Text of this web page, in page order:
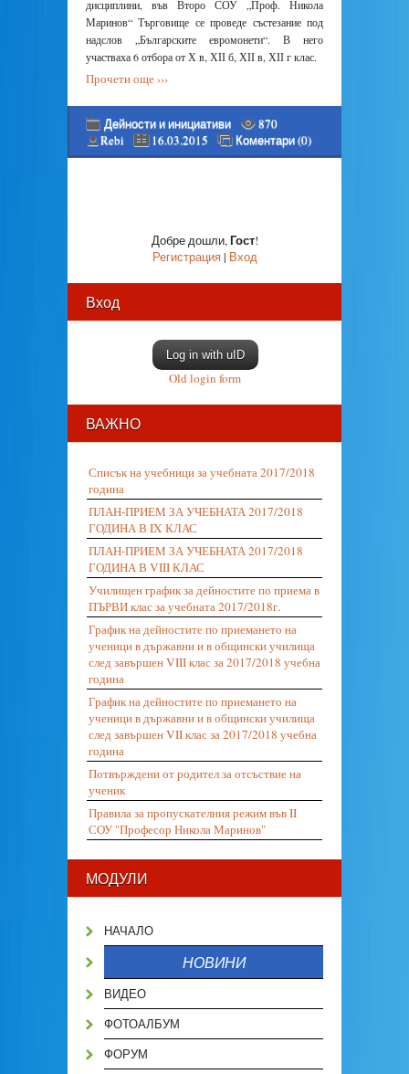
дисциплини, във Второ СОУ „Проф. Никола
Маринов“ Търговище се проведе състезание под
надслов „Българските евромонети“. В него
участваха 6 отбора от Х в, ХІІ б, ХІІ в, ХІІ г клас.
Прочети още ›››
Дейности и инициативи
870
Rebi
16.03.2015 Коментари (0)
Добре дошли,Гост!
Регистрация| Вход
Вход
Log in with uID
Old login form
ВАЖНО
Списък на учебници за учебната 2017/2018
година
ПЛАН-ПРИЕМ ЗА УЧЕБНАТА 2017/2018
ГОДИНА В IX КЛАС
ПЛАН-ПРИЕМ ЗА УЧЕБНАТА 2017/2018
ГОДИНА В VIII КЛАС
Училищен график за дейностите по приема в
ПЪРВИ клас за учебната 2017/2018г.
График на дейностите по приемането на
ученици в държавни и в общински училища
след завършен VIII клас за 2017/2018 учебна
година
График на дейностите по приемането на
ученици в държавни и в общински училища
след завършен VII клас за 2017/2018 учебна
година
Потвърждени от родител за отсъствие на
ученик
Правила за пропускателния режим във II
СОУ "Професор Никола Маринов"
МОДУЛИ
НАЧАЛО
НОВИНИ
ВИДЕО
ФОТОАЛБУМ
ФОРУМ